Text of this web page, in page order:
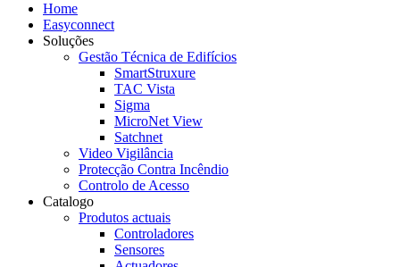
Home
Easyconnect
Soluções
Gestão Técnica de Edifícios
SmartStruxure
TAC Vista
Sigma
MicroNet View
Satchnet
Video Vigilância
Protecção Contra Incêndio
Controlo de Acesso
Catalogo
Produtos actuais
Controladores
Sensores